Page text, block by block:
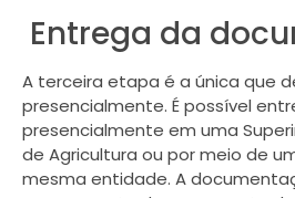
Entrega da
A terceira etapa é a única que
presencialmente. É possível
presencialmente em uma
de Agricultura ou por meio de
mesma entidade. A